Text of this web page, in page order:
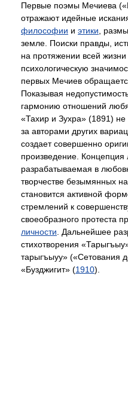
Первые поэмы Мечиева
отражают идейные
философии и этики,
земле. Поиски правды,
на протяжении всей
психологическую
первых Мечиев
Показывая
гармонию отношений
«Тахир и Зухра» (1891)
за авторами других
создает совершенно
произведение.
разрабатываемая в
творчестве безымянных
становится активной
стремлений к
своеобразного протеста
личности. Дальнейшее
стихотворения
тарыгъыуу» («Сетования
«Бузджигит» (1910).